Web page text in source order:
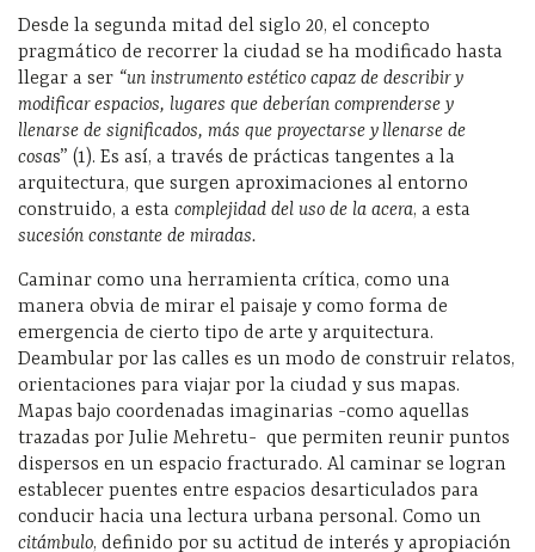
Desde la segunda mitad del siglo 20, el concepto
pragmático de recorrer la ciudad se ha modificado hasta
llegar a ser “un instrumento estético capaz de describir y
modificar espacios, lugares que deberían comprenderse y
llenarse de significados, más que proyectarse y llenarse de
cosas” (1). Es así, a través de prácticas tangentes a la
arquitectura, que surgen aproximaciones al entorno
construido, a esta complejidad del uso de la acera, a esta
sucesión constante de miradas.
Caminar como una herramienta crítica, como una
manera obvia de mirar el paisaje y como forma de
emergencia de cierto tipo de arte y arquitectura.
Deambular por las calles es un modo de construir relatos,
orientaciones para viajar por la ciudad y sus mapas.
Mapas bajo coordenadas imaginarias -como aquellas
trazadas por Julie Mehretu- que permiten reunir puntos
dispersos en un espacio fracturado. Al caminar se logran
establecer puentes entre espacios desarticulados para
conducir hacia una lectura urbana personal. Como un
citámbulo, definido por su actitud de interés y apropiación